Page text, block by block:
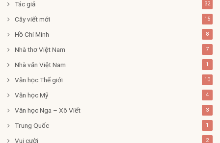
Tác giả 32
Cây viết mới 15
Hồ Chí Minh 8
Nhà thơ Việt Nam 7
Nhà văn Việt Nam 1
Văn học Thế giới 10
Văn học Mỹ 4
Văn học Nga – Xô Viết 3
Trung Quốc 1
Vui cười 2